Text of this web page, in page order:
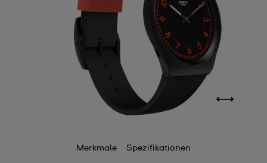
Merkmale Spezifikationen